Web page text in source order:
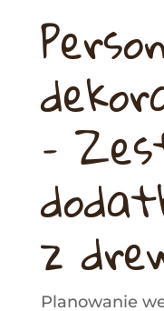
–
z
Planowanie